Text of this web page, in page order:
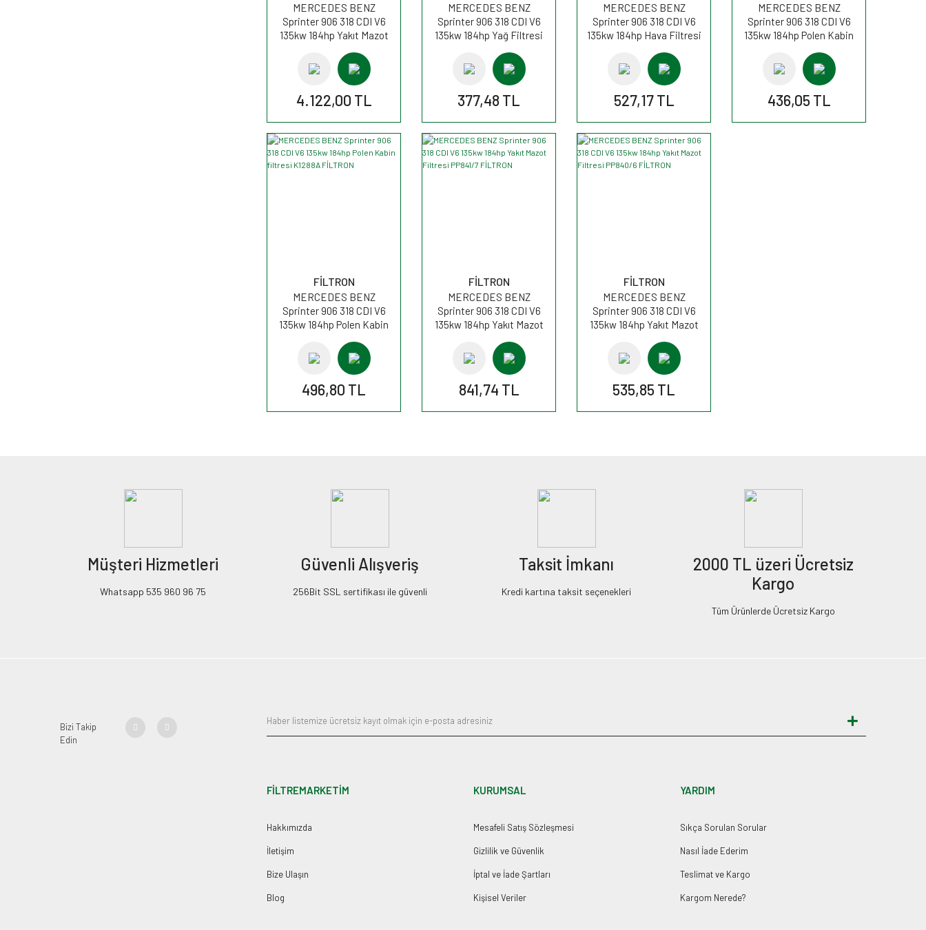
MERCEDES BENZ
Sprinter 906 318 CDI V6
135kw 184hp Yakıt Mazot
4.122,00 TL
MERCEDES BENZ
Sprinter 906 318 CDI V6
135kw 184hp Yağ Filtresi
377,48 TL
MERCEDES BENZ
Sprinter 906 318 CDI V6
135kw 184hp Hava Filtresi
527,17 TL
MERCEDES BENZ
Sprinter 906 318 CDI V6
135kw 184hp Polen Kabin
436,05 TL
FİLTRON
MERCEDES BENZ
Sprinter 906 318 CDI V6
135kw 184hp Polen Kabin
496,80 TL
FİLTRON
MERCEDES BENZ
Sprinter 906 318 CDI V6
135kw 184hp Yakıt Mazot
841,74 TL
FİLTRON
MERCEDES BENZ
Sprinter 906 318 CDI V6
135kw 184hp Yakıt Mazot
535,85 TL
Müşteri Hizmetleri
Whatsapp 535 960 96 75
Güvenli Alışveriş
256Bit SSL sertifikası ile güvenli
Taksit İmkanı
Kredi kartına taksit seçenekleri
2000 TL üzeri Ücretsiz
Kargo
Tüm Ürünlerde Ücretsiz Kargo
Bizi Takip
Edin
FİLTREMARKETİM
Hakkımızda
İletişim
Bize Ulaşın
Blog
KURUMSAL
Mesafeli Satış Sözleşmesi
Gizlilik ve Güvenlik
İptal ve İade Şartları
Kişisel Veriler
YARDIM
Sıkça Sorulan Sorular
Nasıl İade Ederim
Teslimat ve Kargo
Kargom Nerede?